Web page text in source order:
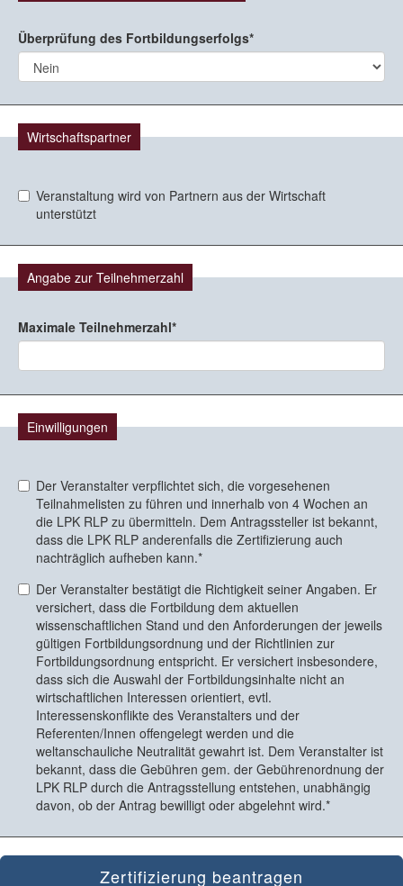
Überprüfung des Fortbildungserfolgs
Wirtschaftspartner
Veranstaltung wird von Partnern aus der Wirtschaft
unterstützt
Angabe zur Teilnehmerzahl
Maximale Teilnehmerzahl
Einwilligungen
Der Veranstalter verpflichtet sich, die vorgesehenen
Teilnahmelisten zu führen und innerhalb von 4 Wochen an
die LPK RLP zu übermitteln. Dem Antragssteller ist bekannt,
dass die LPK RLP anderenfalls die Zertifizierung auch
nachträglich aufheben kann.
Der Veranstalter bestätigt die Richtigkeit seiner Angaben. Er
versichert, dass die Fortbildung dem aktuellen
wissenschaftlichen Stand und den Anforderungen der jeweils
gültigen Fortbildungsordnung und der Richtlinien zur
Fortbildungsordnung entspricht. Er versichert insbesondere,
dass sich die Auswahl der Fortbildungsinhalte nicht an
wirtschaftlichen Interessen orientiert, evtl.
Interessenskonflikte des Veranstalters und der
Referenten/Innen offengelegt werden und die
weltanschauliche Neutralität gewahrt ist. Dem Veranstalter ist
bekannt, dass die Gebühren gem. der Gebührenordnung der
LPK RLP durch die Antragsstellung entstehen, unabhängig
davon, ob der Antrag bewilligt oder abgelehnt wird.
Zertifizierung beantragen